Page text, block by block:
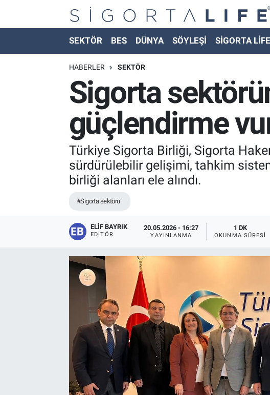
SEKTÖR BES DÜNYA SÖYLEŞİ SİGORTA
HABERLER SEKTÖR
Sigorta
güçlendirme
Türkiye Sigorta Birliği, Sigorta
sürdürülebilir gelişimi, tahkim
birliği alanları ele alındı.
#Sigorta sektörü
ELIF BAYRIK
EDITÖR
20.05.2026 - 16:27
YAYINLANMA
1 DK
OKUNMA SÜRESI
Nöbetçi Eczaneler
Hava Durumu
Namaz Vakitleri
Trafik Durumu
Süper Lig Puan Durumu ve Fikstür
Tüm Manşetler
Son Dakika Haberleri
Haber Arşivi